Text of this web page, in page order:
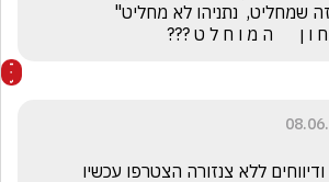
ו ן      ה מ ו ח ל ט ???